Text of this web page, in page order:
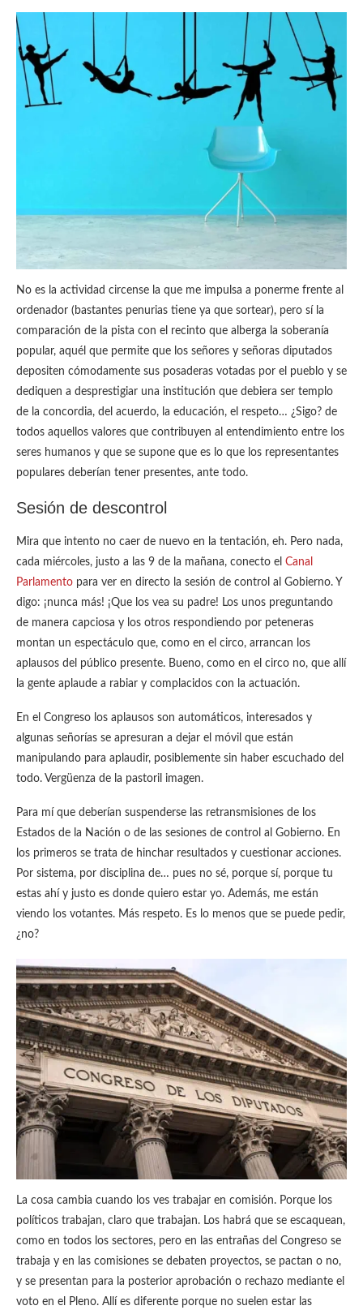
No es la actividad circense la que me impulsa a ponerme frente al
ordenador (bastantes penurias tiene ya que sortear), pero sí la
comparación de la pista con el recinto que alberga la soberanía
popular, aquél que permite que los señores y señoras diputados
depositen cómodamente sus posaderas votadas por el pueblo y se
dediquen a desprestigiar una institución que debiera ser templo
de la concordia, del acuerdo, la educación, el respeto… ¿Sigo? de
todos aquellos valores que contribuyen al entendimiento entre los
seres humanos y que se supone que es lo que los representantes
populares deberían tener presentes, ante todo.
Sesión de descontrol
Mira que intento no caer de nuevo en la tentación, eh. Pero nada,
cada miércoles, justo a las 9 de la mañana, conecto el Canal
Parlamento para ver en directo la sesión de control al Gobierno. Y
digo: ¡nunca más! ¡Que los vea su padre! Los unos preguntando
de manera capciosa y los otros respondiendo por peteneras
montan un espectáculo que, como en el circo, arrancan los
aplausos del público presente. Bueno, como en el circo no, que allí
la gente aplaude a rabiar y complacidos con la actuación.
En el Congreso los aplausos son automáticos, interesados y
algunas señorías se apresuran a dejar el móvil que están
manipulando para aplaudir, posiblemente sin haber escuchado del
todo. Vergüenza de la pastoril imagen.
Para mí que deberían suspenderse las retransmisiones de los
Estados de la Nación o de las sesiones de control al Gobierno. En
los primeros se trata de hinchar resultados y cuestionar acciones.
Por sistema, por disciplina de… pues no sé, porque sí, porque tu
estas ahí y justo es donde quiero estar yo. Además, me están
viendo los votantes. Más respeto. Es lo menos que se puede pedir,
¿no?
La cosa cambia cuando los ves trabajar en comisión. Porque los
políticos trabajan, claro que trabajan. Los habrá que se escaquean,
como en todos los sectores, pero en las entrañas del Congreso se
trabaja y en las comisiones se debaten proyectos, se pactan o no,
y se presentan para la posterior aprobación o rechazo mediante el
voto en el Pleno. Allí es diferente porque no suelen estar las